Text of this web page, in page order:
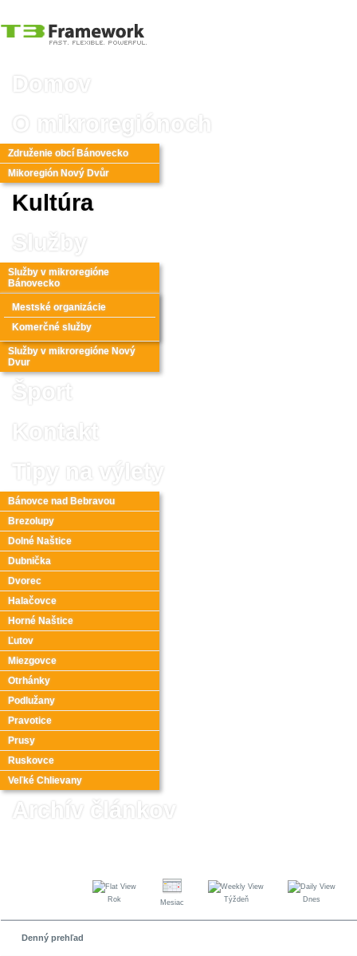
Domov
O mikroregiónoch
Združenie obcí Bánovecko
Mikoregión Nový Dvůr
Kultúra
Služby
Služby v mikroregióne
Bánovecko
Mestské organizácie
Komerčné služby
Služby v mikroregióne Nový
Dvur
Šport
Kontakt
Tipy na výlety
Bánovce nad Bebravou
Brezolupy
Dolné Naštice
Dubnička
Dvorec
Halačovce
Horné Naštice
Ľutov
Miezgovce
Otrhánky
Podlužany
Pravotice
Prusy
Ruskovce
Veľké Chlievany
Archív článkov
Rok Mesiac Týždeň Dnes
Denný prehľad